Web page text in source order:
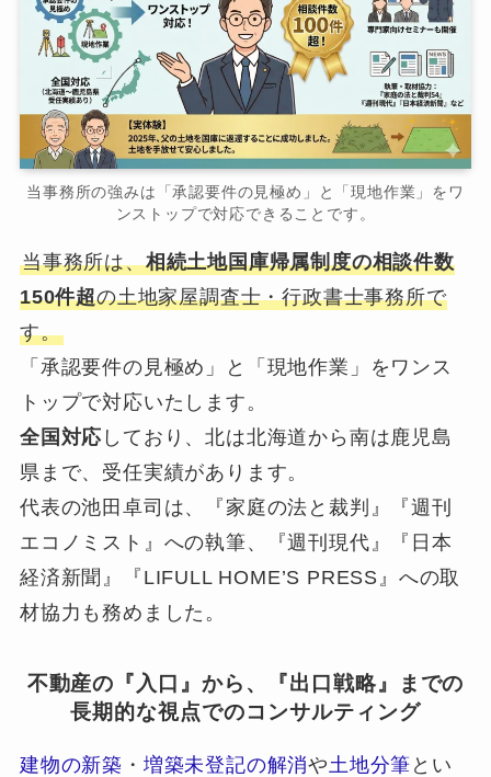
当事務所の強みは「承認要件の見極め」と「現地作業」をワ
ンストップで対応できることです。
当事務所は、相続土地国庫帰属制度の相談件数
150件超の土地家屋調査士・行政書士事務所で
す。
「承認要件の見極め」と「現地作業」をワンス
トップで対応いたします。
全国対応 しており、北は北海道から南は鹿児島
県まで、受任実績があります。
代表の池田卓司は、『家庭の法と裁判』『週刊
エコノミスト』への執筆、『週刊現代』『日本
経済新聞』『LIFULL HOME’S PRESS』への取
材協力も務めました。
不動産の『入口』から、『出口戦略』までの
長期的な視点でのコンサルティング
建物の新築 ・ 増築未登記の解消や 土地分筆 とい